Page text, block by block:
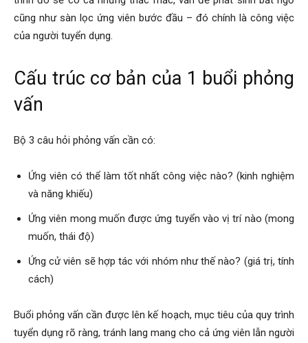
cũng như sàn lọc ứng viên bước đầu – đó chính là công việc
của người tuyển dụng.
Cấu trúc cơ bản của 1 buổi phỏng
vấn
Bộ 3 câu hỏi phỏng vấn cần có:
Ứng viên có thể làm tốt nhất công việc nào? (kinh nghiệm
và năng khiếu)
Ứng viên mong muốn được ứng tuyển vào vị trí nào (mong
muốn, thái độ)
Ứng cử viên sẽ hợp tác với nhóm như thế nào? (giá trị, tính
cách)
Buổi phỏng vấn cần được lên kế hoạch, mục tiêu của quy trình
tuyển dụng rõ ràng, tránh lang mang cho cả ứng viên lẫn người